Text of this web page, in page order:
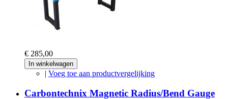
€ 285,00
In winkelwagen
| Voeg toe aan productvergelijking
Carbontechnix Magnetic Radius/Bend Gauge